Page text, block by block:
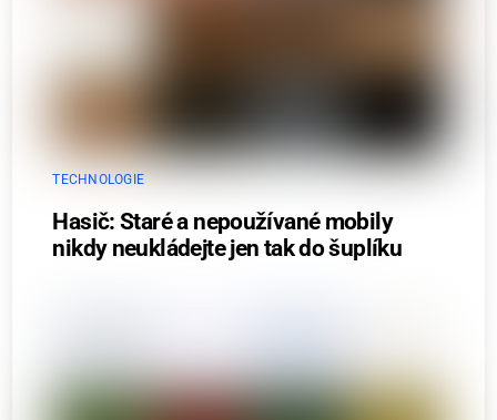
TECHNOLOGIE
Hasič: Staré a nepoužívané mobily
nikdy neukládejte jen tak do šuplíku